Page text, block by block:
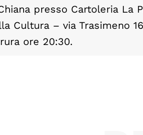
presso Cartoleria La
Cultura – via Trasimeno
ore 20:30.